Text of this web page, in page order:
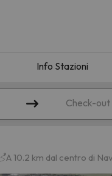
Info Stazioni
Check-out
A 10.2 km dal centro di